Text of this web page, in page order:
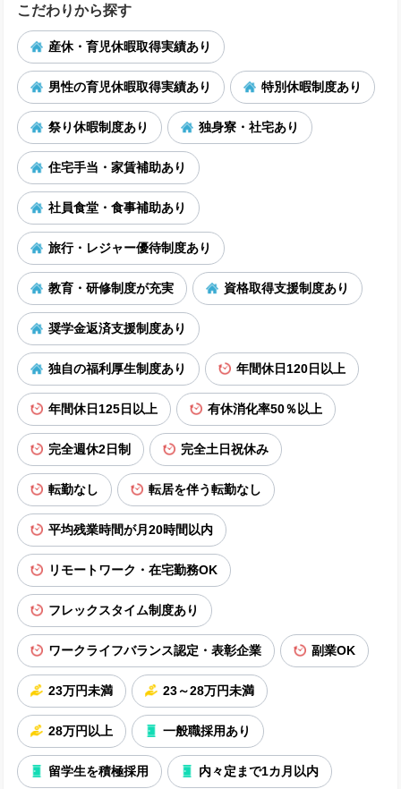
こだわりから探す
産休・育児休暇取得実績あり
男性の育児休暇取得実績あり 特別休暇制度あり
祭り休暇制度あり 独身寮・社宅あり
住宅手当・家賃補助あり
社員食堂・食事補助あり
旅行・レジャー優待制度あり
教育・研修制度が充実 資格取得支援制度あり
奨学金返済支援制度あり
独自の福利厚生制度あり 年間休日120日以上
年間休日125日以上 有休消化率50％以上
完全週休2日制 完全土日祝休み
転勤なし 転居を伴う転勤なし
平均残業時間が月20時間以内
リモートワーク・在宅勤務OK
フレックスタイム制度あり
ワークライフバランス認定・表彰企業 副業OK
23万円未満 23～28万円未満
28万円以上 一般職採用あり
留学生を積極採用 内々定まで1カ月以内